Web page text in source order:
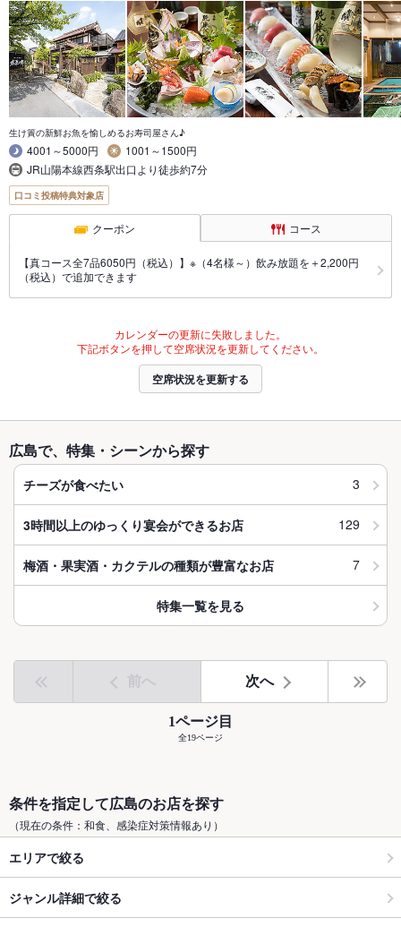
生け簀の新鮮お魚を愉しめるお寿司屋さん♪
4001～5000円
1001～1500円
JR山陽本線西条駅出口より徒歩約7分
口コミ投稿特典対象店
クーポン コース
【真コース全7品6050円（税込）】※（4名様～）飲み放題を＋2,200円
（税込）で追加できます
カレンダーの更新に失敗しました。
下記ボタンを押して空席状況を更新してください。
空席状況を更新する
広島で、特集・シーンから探す
チーズが食べたい 3
3時間以上のゆっくり宴会ができるお店 129
梅酒・果実酒・カクテルの種類が豊富なお店 7
特集一覧を見る
前へ 次へ
1ページ目
全19ページ
条件を指定して広島のお店を探す
（現在の条件：和食、感染症対策情報あり）
エリアで絞る
ジャンル詳細で絞る